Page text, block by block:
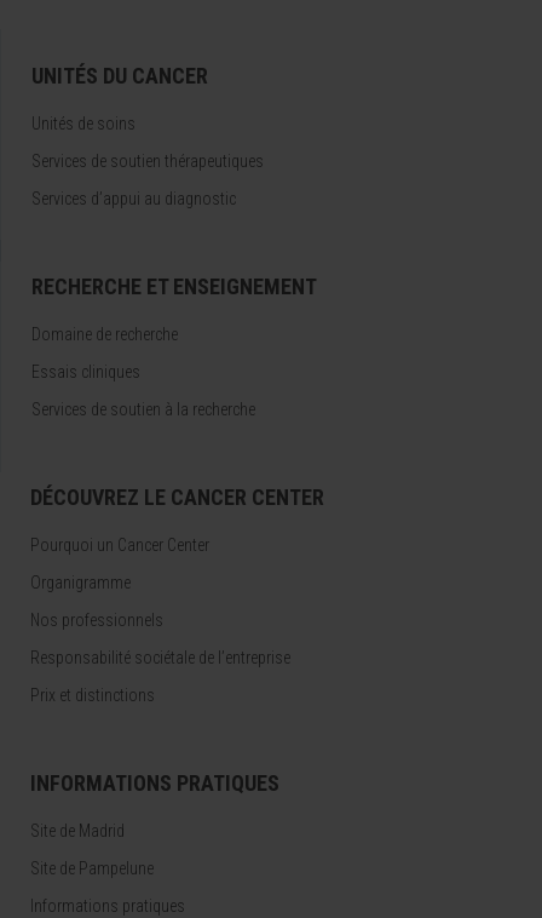
UNITÉS DU CANCER
Unités de soins
Services de soutien thérapeutiques
Services d’appui au diagnostic
RECHERCHE ET ENSEIGNEMENT
Domaine de recherche
Essais cliniques
Services de soutien à la recherche
DÉCOUVREZ LE CANCER CENTER
Pourquoi un Cancer Center
Organigramme
Nos professionnels
Responsabilité sociétale de l’entreprise
Prix et distinctions
INFORMATIONS PRATIQUES
Site de Madrid
Site de Pampelune
Informations pratiques